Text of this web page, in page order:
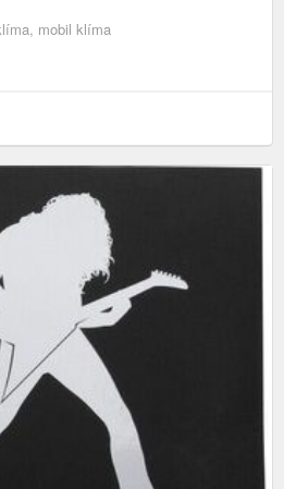
mobil klíma